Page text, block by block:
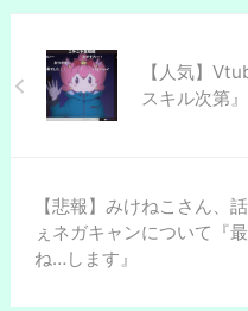
【人気】
スキル次第
【悲報】みけねこさん、
ぇネガキャンについて『
ね…します』